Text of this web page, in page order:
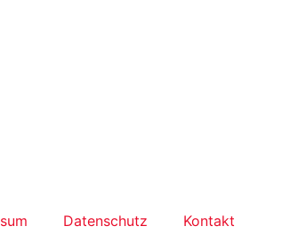
Datenschutz Kontakt